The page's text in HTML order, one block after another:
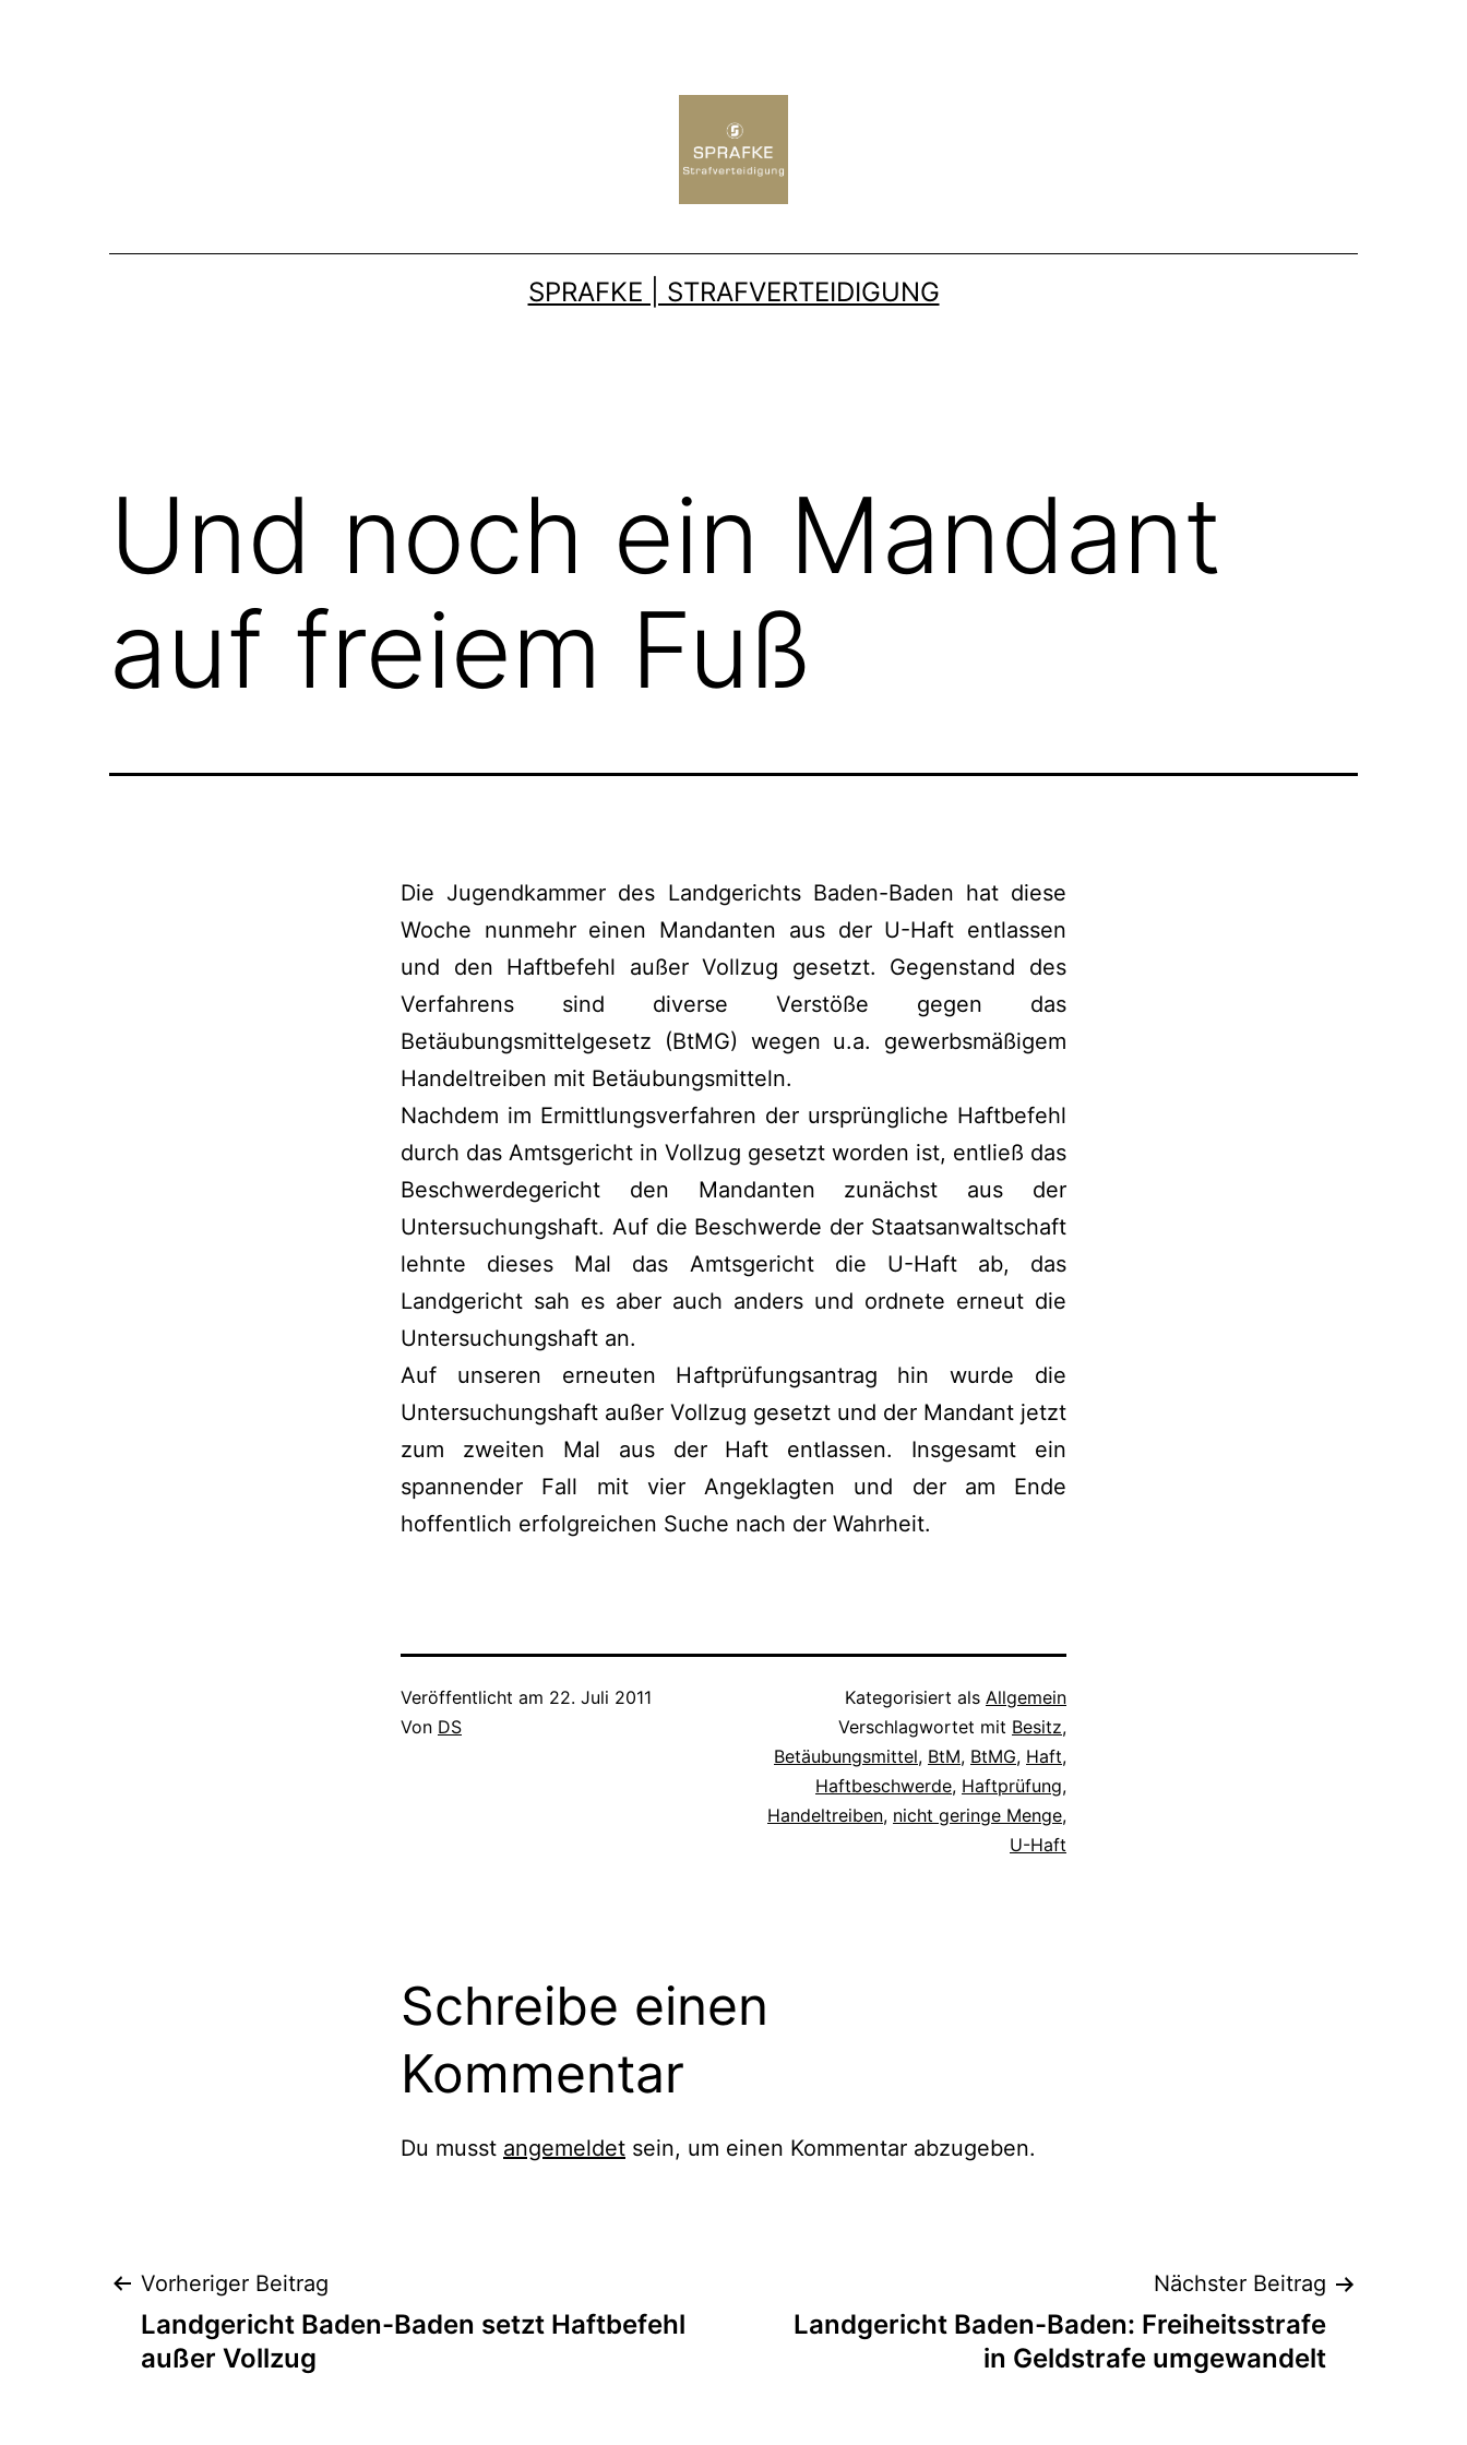
SPRAFKE | STRAFVERTEIDIGUNG
Und noch ein Mandant
auf freiem Fuß
Die Jugendkammer des Landgerichts Baden-Baden hat diese
Woche nunmehr einen Mandanten aus der U-Haft entlassen
und den Haftbefehl außer Vollzug gesetzt. Gegenstand des
Verfahrens sind diverse Verstöße gegen das
Betäubungsmittelgesetz (BtMG) wegen u.a. gewerbsmäßigem
Handeltreiben mit Betäubungsmitteln.
Nachdem im Ermittlungsverfahren der ursprüngliche Haftbefehl
durch das Amtsgericht in Vollzug gesetzt worden ist, entließ das
Beschwerdegericht den Mandanten zunächst aus der
Untersuchungshaft. Auf die Beschwerde der Staatsanwaltschaft
lehnte dieses Mal das Amtsgericht die U-Haft ab, das
Landgericht sah es aber auch anders und ordnete erneut die
Untersuchungshaft an.
Auf unseren erneuten Haftprüfungsantrag hin wurde die
Untersuchungshaft außer Vollzug gesetzt und der Mandant jetzt
zum zweiten Mal aus der Haft entlassen. Insgesamt ein
spannender Fall mit vier Angeklagten und der am Ende
hoffentlich erfolgreichen Suche nach der Wahrheit.
Veröffentlicht am 22. Juli 2011
Von DS
Kategorisiert als Allgemein
Verschlagwortet mit Besitz,
Betäubungsmittel, BtM, BtMG, Haft,
Haftbeschwerde, Haftprüfung,
Handeltreiben, nicht geringe Menge,
U-Haft
Schreibe einen
Kommentar
Du musst angemeldet sein, um einen Kommentar abzugeben.
Vorheriger Beitrag
Landgericht Baden-Baden setzt Haftbefehl
außer Vollzug
Nächster Beitrag
Landgericht Baden-Baden: Freiheitsstrafe
in Geldstrafe umgewandelt